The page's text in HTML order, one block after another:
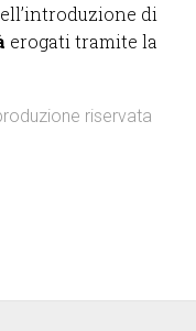
di
erogati tramite la
riservata